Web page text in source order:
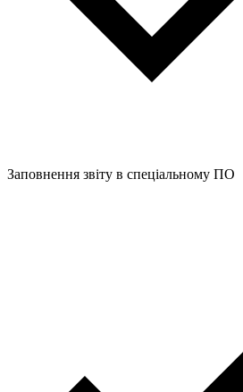
Заповнення звіту в спеціальному ПО